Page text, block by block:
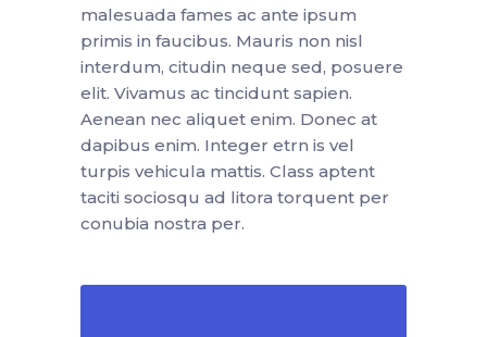
malesuada fames ac ante ipsum
primis in faucibus. Mauris non nisl
interdum, citudin neque sed, posuere
elit. Vivamus ac tincidunt sapien.
Aenean nec aliquet enim. Donec at
dapibus enim. Integer etrn is vel
turpis vehicula mattis. Class aptent
taciti sociosqu ad litora torquent per
conubia nostra per.